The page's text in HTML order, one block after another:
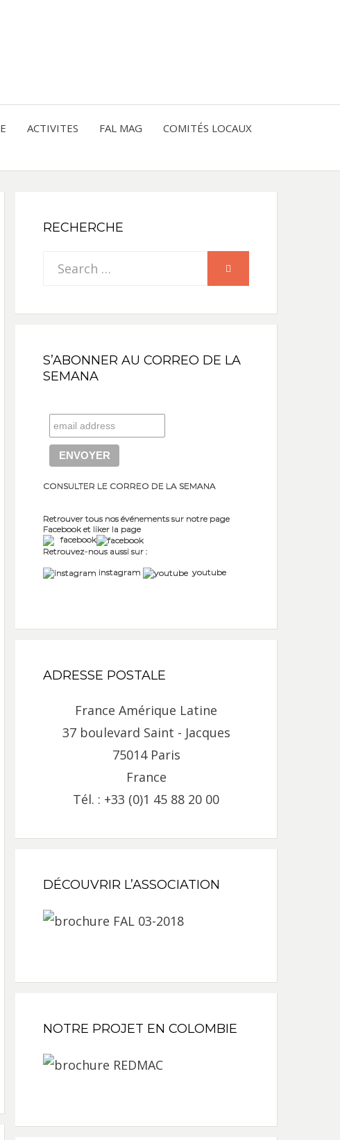
ACTIVITES FAL MAG
COMITÉS LOCAUX
RECHERCHE
Search
S’ABONNER AU CORREO DE LA
SEMANA
CONSULTER LE CORREO DE LA SEMANA
Retrouver tous nos événements sur notre page
Facebook et liker la page
facebook
Retrouvez-nous aussi sur :
instagram
youtube
ADRESSE POSTALE
France Amérique Latine
37 boulevard Saint - Jacques
75014 Paris
France
Tél. : +33 (0)1 45 88 20 00
DÉCOUVRIR L’ASSOCIATION
NOTRE PROJET EN COLOMBIE